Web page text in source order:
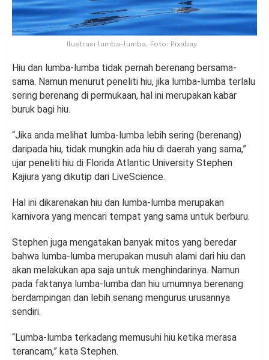
Ilustrasi lumba-lumba. Foto: Pixabay
Hiu dan lumba-lumba tidak pernah berenang bersama-
sama. Namun menurut peneliti hiu, jika lumba-lumba terlalu
sering berenang di permukaan, hal ini merupakan kabar
buruk bagi hiu.
“Jika anda melihat lumba-lumba lebih sering (berenang)
daripada hiu, tidak mungkin ada hiu di daerah yang sama,”
ujar peneliti hiu di Florida Atlantic University Stephen
Kajiura yang dikutip dari LiveScience.
Hal ini dikarenakan hiu dan lumba-lumba merupakan
karnivora yang mencari tempat yang sama untuk berburu.
Stephen juga mengatakan banyak mitos yang beredar
bahwa lumba-lumba merupakan musuh alami dari hiu dan
akan melakukan apa saja untuk menghindarinya. Namun
pada faktanya lumba-lumba dan hiu umumnya berenang
berdampingan dan lebih senang mengurus urusannya
sendiri.
“Lumba-lumba terkadang memusuhi hiu ketika merasa
terancam,” kata Stephen.